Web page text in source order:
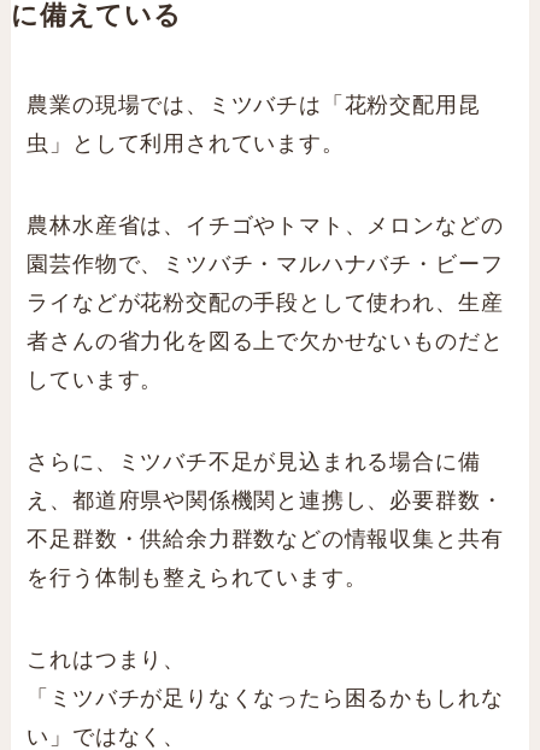
に備えている
農業の現場では、ミツバチは「花粉交配用昆
虫」として利用されています。
農林水産省は、イチゴやトマト、メロンなどの
園芸作物で、ミツバチ・マルハナバチ・ビーフ
ライなどが花粉交配の手段として使われ、生産
者さんの省力化を図る上で欠かせないものだと
しています。
さらに、ミツバチ不足が見込まれる場合に備
え、都道府県や関係機関と連携し、必要群数・
不足群数・供給余力群数などの情報収集と共有
を行う体制も整えられています。
これはつまり、
「ミツバチが足りなくなったら困るかもしれな
い」ではなく、